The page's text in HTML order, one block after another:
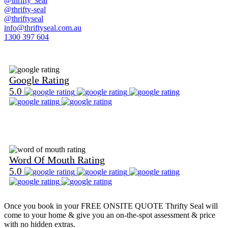
@thrifty-seal
@thriftyseal
info@thriftyseal.com.au
1300 397 604
Google Rating
5.0
Word Of Mouth Rating
5.0
Once you book in yourFREE ONSITE QUOTE Thrifty Seal will
come to your home & give you an on-the-spot assessment & price
with no hidden extras.